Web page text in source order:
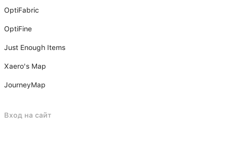
OptiFabric
OptiFine
Just Enough Items
Xаero's Mаp
JourneyMap
Вход на сайт